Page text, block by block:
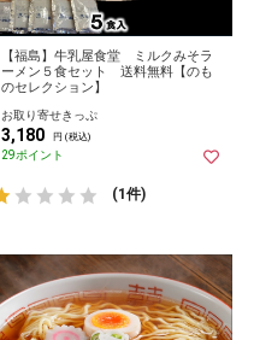
【福島】牛乳屋食堂 ミルクみそラ
ーメン５食セット 送料無料【のも
のセレクション】
お取り寄せきっぷ
3,180 円 (税込)
29ポイント
(1件)